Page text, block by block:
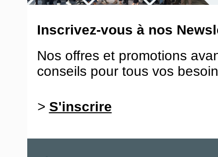
Inscrivez-vous à nos
Nos offres et promotions
conseils pour tous vos
> S'inscrire